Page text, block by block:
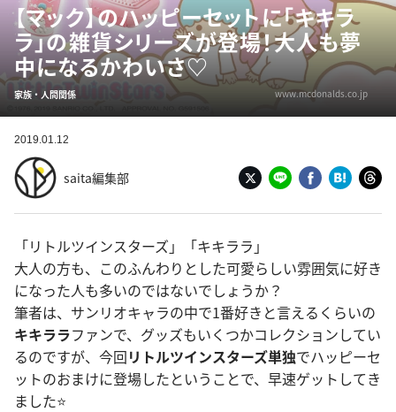
【マック】のハッピーセットに「キキラ
ラ」の雑貨シリーズが登場！大人も夢
中になるかわいさ♡
家族・人間関係 www.mcdonalds.co.jp
2019.01.12
saita編集部
「リトルツインスターズ」「キキララ」
大人の方も、このふんわりとした可愛らしい雰囲気に好き
になった人も多いのではないでしょうか？
筆者は、サンリオキャラの中で1番好きと言えるくらいの
キキララファンで、グッズもいくつかコレクションしてい
るのですが、今回リトルツインスターズ単独でハッピーセ
ットのおまけに登場したということで、早速ゲットしてき
ました⭐️